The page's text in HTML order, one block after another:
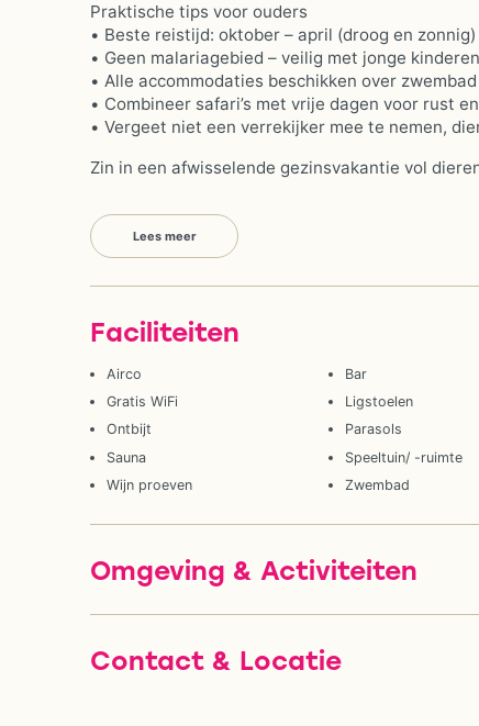
Praktische tips voor ouders
• Beste reistijd: oktober – april (droog en zonnig)
• Geen malariagebied – veilig met jonge kinderen
• Alle accommodaties beschikken over
• Combineer safari’s met vrije dagen voor rust
• Vergeet niet een verrekijker mee te nemen,
Zin in een afwisselende gezinsvakantie vol
Lees meer
Faciliteiten
Airco Bar
Gratis WiFi
Ligstoelen
Ontbijt
Parasols
Sauna
Speeltuin/ -ruimte
Wijn proeven
Zwembad
Omgeving & Activiteiten
Contact & Locatie